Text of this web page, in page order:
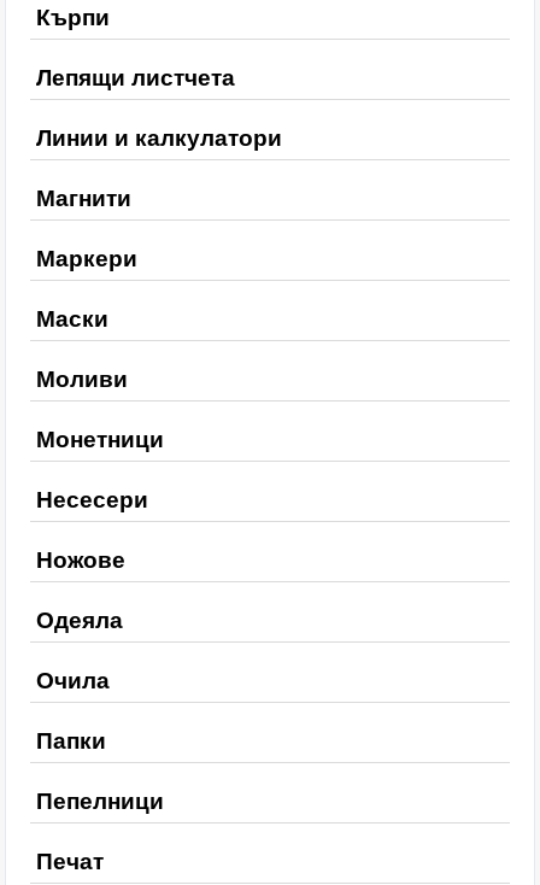
Кърпи
Лепящи листчета
Линии и калкулатори
Магнити
Маркери
Маски
Моливи
Монетници
Несесери
Ножове
Одеяла
Очила
Папки
Пепелници
Печат